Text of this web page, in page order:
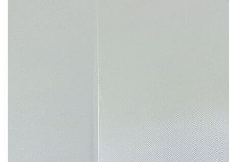
résidence de standing avec gardiens, parc, Joli
appartement deux pièces de 41.38 m2 vide agencé comme
suit : entrée, séjour de 15.17 m2 donnant sur balcon avec
vue sur le parc, cuisine indépendante aménagée de